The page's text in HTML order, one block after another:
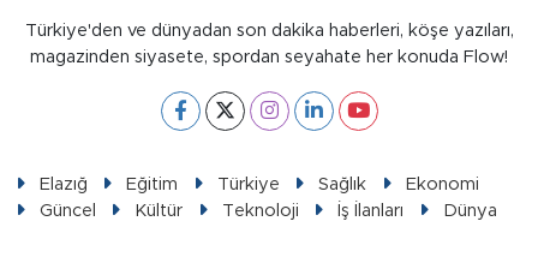
Türkiye'den ve dünyadan son dakika haberleri, köşe yazıları,
magazinden siyasete, spordan seyahate her konuda Flow!
Elazığ Eğitim Türkiye Sağlık
Ekonomi
Güncel
Kültür Teknoloji İş İlanları Dünya